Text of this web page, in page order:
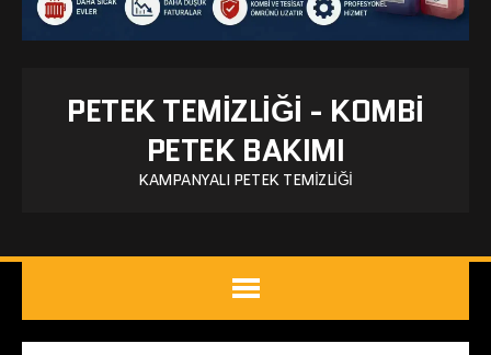
PETEK TEMIZLIĞI - KOMBI
PETEK BAKIMI
KAMPANYALI PETEK TEMIZLIĞI